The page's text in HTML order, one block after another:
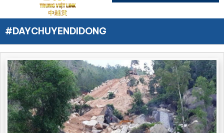
#DAYCHUYENDIDONG